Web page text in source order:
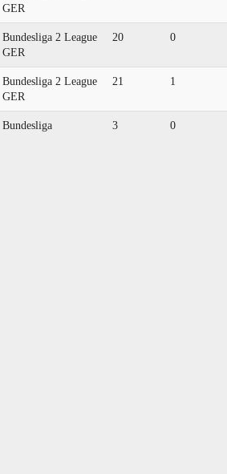
GER
Bundesliga 2 League
GER
20 0
Bundesliga 2 League
GER
21 1
Bundesliga 3 0